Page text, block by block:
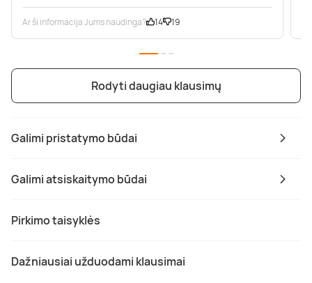
Galimi pristatymo būdai
Galimi atsiskaitymo būdai
Pirkimo taisyklės
Dažniausiai užduodami klausimai
Ar ši informacija Jums naudinga? 14 19
Rodyti daugiau klausimų